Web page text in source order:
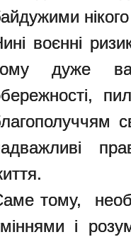
воєнні
дуже
тому,
і